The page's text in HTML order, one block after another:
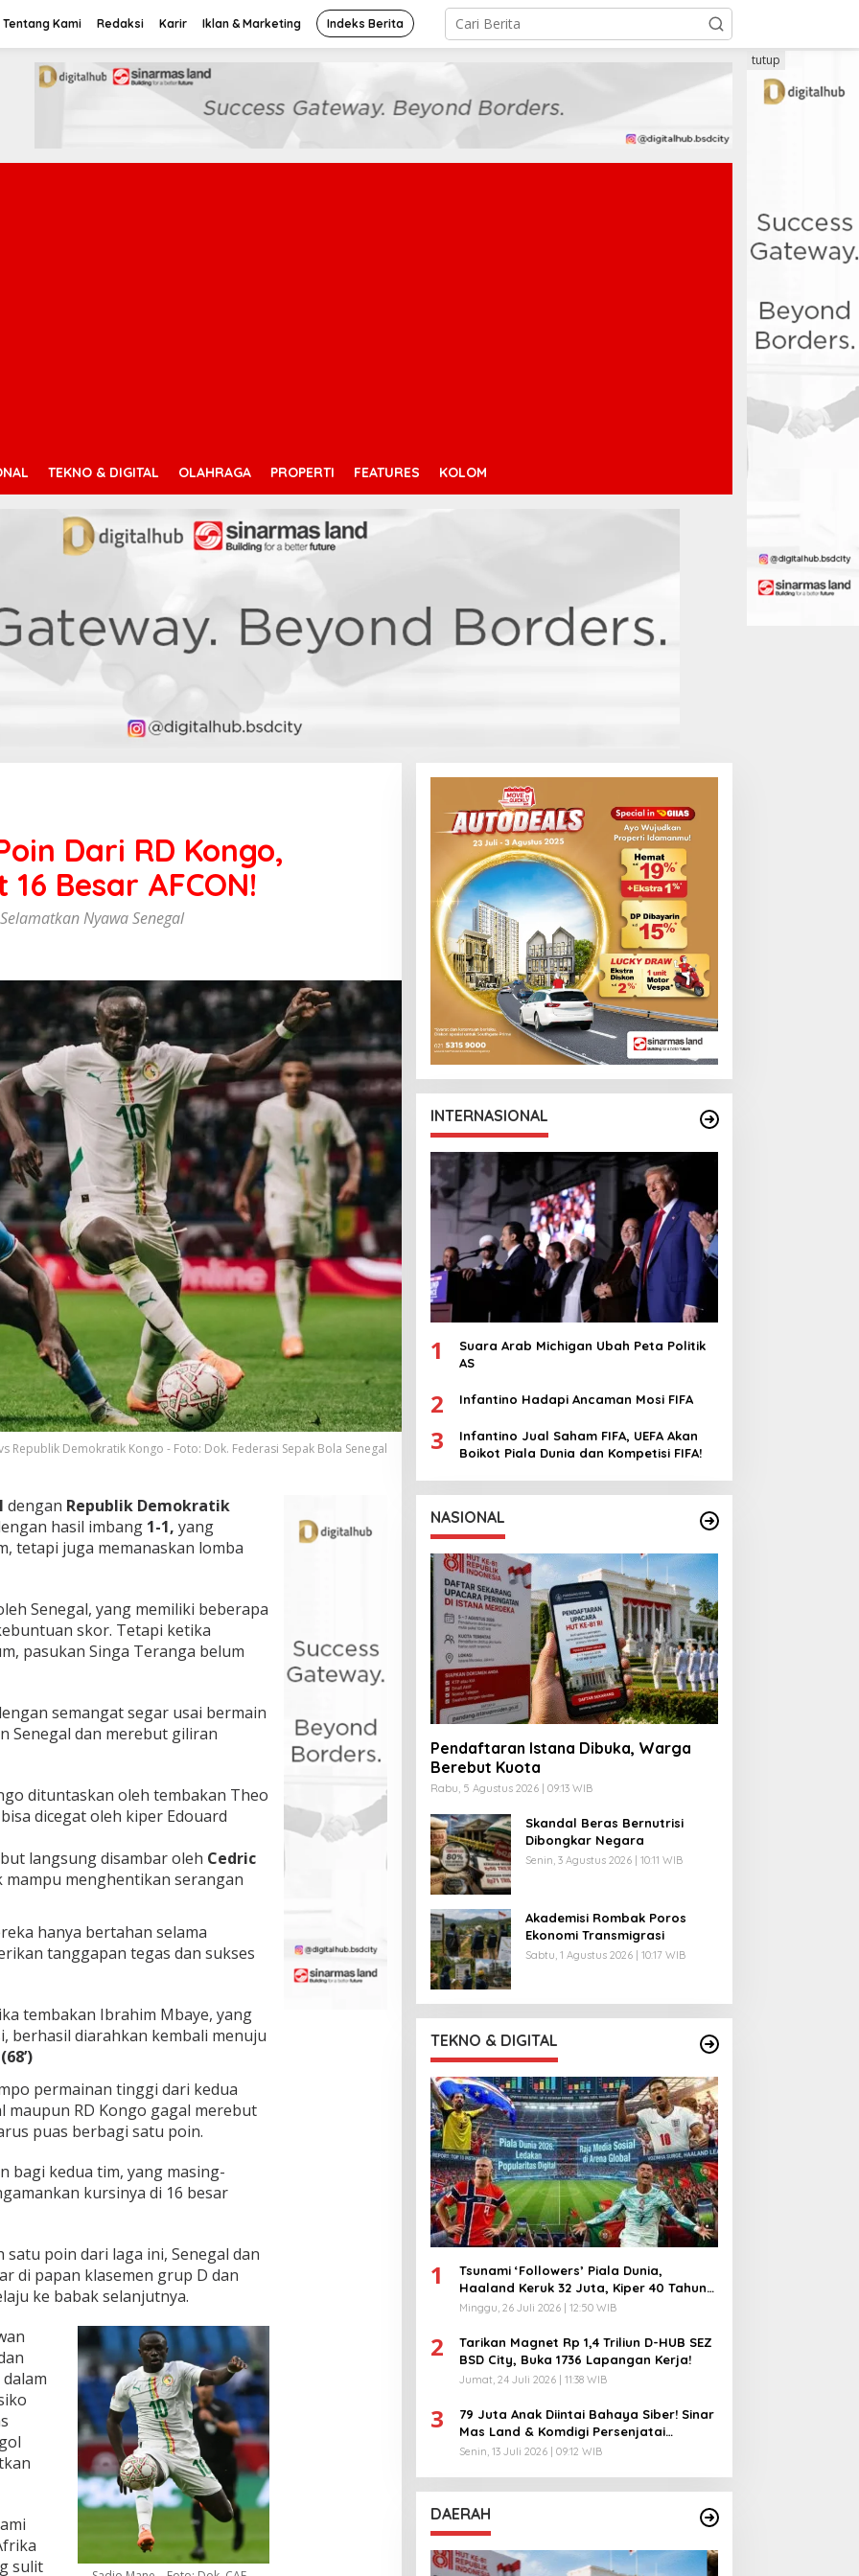
Tentang Kami Redaksi Karir Iklan & Marketing Indeks Berita
TEKNO & DIGITAL OLAHRAGA PROPERTI FEATURES KOLOM
tutup
Dari RD Kongo,
Besar AFCON!
Nyawa Senegal
Republik Demokratik Kongo - Foto: Dok. Federasi Sepak Bola Senegal
dengan Republik Demokratik
hasil imbang 1-1, yang
tetapi juga memanaskan lomba
Senegal, yang memiliki beberapa
skor. Tetapi ketika
pasukan Singa Teranga belum
semangat segar usai bermain
Senegal dan merebut giliran
dituntaskan oleh tembakan Theo
dicegat oleh kiper Edouard
langsung disambar oleh Cedric
mampu menghentikan serangan
hanya bertahan selama
tanggapan tegas dan sukses
tembakan Ibrahim Mbaye, yang
berhasil diarahkan kembali menuju
(68’)
permainan tinggi dari kedua
maupun RD Kongo gagal merebut
puas berbagi satu poin.
bagi kedua tim, yang masing-
kursinya di 16 besar
poin dari laga ini, Senegal dan
di papan klasemen grup D dan
ke babak selanjutnya.
sulit
INTERNASIONAL
1
Suara Arab Michigan Ubah Peta Politik
AS
2 Infantino Hadapi Ancaman Mosi FIFA
3
Infantino Jual Saham FIFA, UEFA Akan
Boikot Piala Dunia dan Kompetisi FIFA!
NASIONAL
Pendaftaran Istana Dibuka, Warga
Berebut Kuota
Rabu, 5 Agustus 2026 | 09:13 WIB
Skandal Beras Bernutrisi
Dibongkar Negara
Senin, 3 Agustus 2026 | 10:11 WIB
Akademisi Rombak Poros
Ekonomi Transmigrasi
Sabtu, 1 Agustus 2026 | 10:17 WIB
TEKNO & DIGITAL
1
Tsunami ‘Followers’ Piala Dunia,
Haaland Keruk 32 Juta, Kiper 40 Tahun
Bikin Geger!
Minggu, 26 Juli 2026 | 12:50 WIB
2
Tarikan Magnet Rp 1,4 Triliun D-HUB SEZ
BSD City, Buka 1736 Lapangan Kerja!
Jumat, 24 Juli 2026 | 11:38 WIB
3
79 Juta Anak Diintai Bahaya Siber! Sinar
Mas Land & Komdigi Persenjatai
Ratusan Guru!
Senin, 13 Juli 2026 | 09:12 WIB
DAERAH